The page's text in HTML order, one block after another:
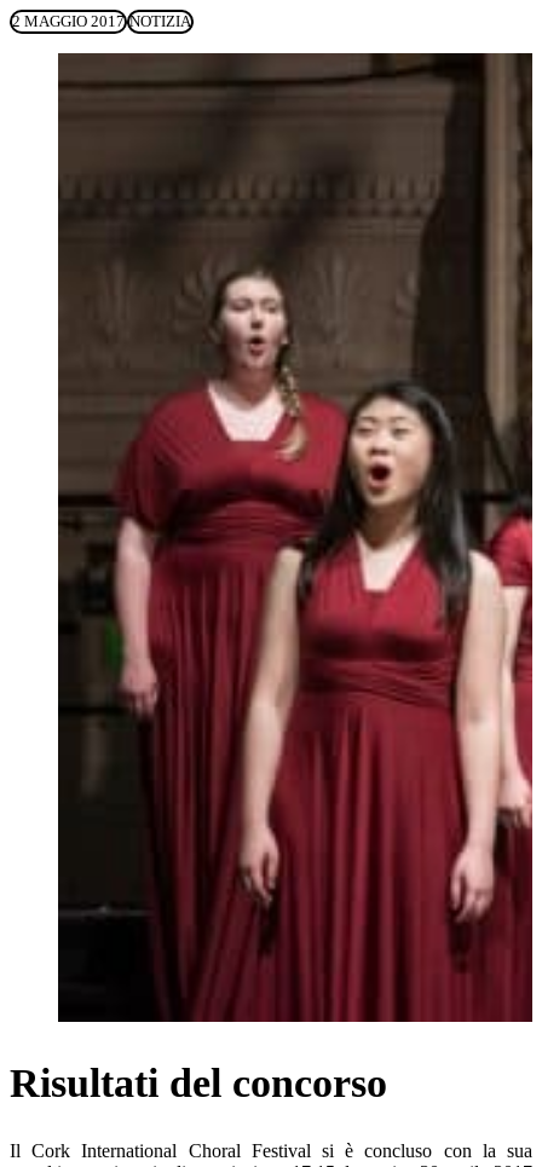
2 MAGGIO 2017 NOTIZIA
Risultati del concorso
Il Cork International Choral Festival si è concluso con la sua